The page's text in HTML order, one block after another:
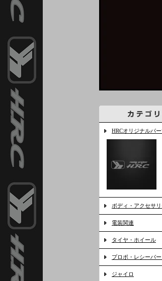
HRCオリジナルパー
ボディ・アクセサリ
電装関連
タイヤ・ホイール
プロポ・レシーバ
ジャイロ